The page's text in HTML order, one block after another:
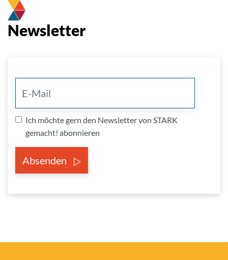
Newsletter
Ich möchte gern den Newsletter von STARK
gemacht! abonnieren
Absenden